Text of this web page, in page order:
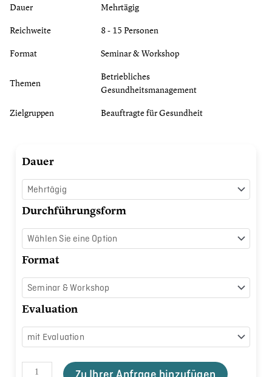
Dauer
Mehrtägig
Reichweite
8 - 15 Personen
Format
Seminar & Workshop
Themen
Betriebliches
Gesundheitsmanagement
Zielgruppen
Beauftragte für Gesundheit
Dauer
Durchführungsform
Format
Evaluation
BGM-
schulen
Menge
Zu Ihrer Anfrage hinzufügen